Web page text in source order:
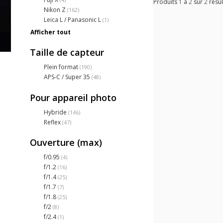
Nikon Z (162)
Leica L / Panasonic L (1)
Afficher tout
Taille de capteur
Plein format (190)
APS-C / Super 35 (48)
Pour appareil photo
Hybride (146)
Reflex (47)
Ouverture (max)
f/0.95 (4)
f/1.2 (16)
f/1.4(25)
f/1.7 (7)
f/1.8 (25)
f/2 (8)
f/2.4(1)
Produits 1 à2 sur2